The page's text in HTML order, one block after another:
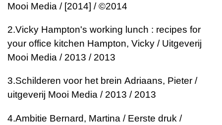
Mooi Media / [2014] / ©2014
2.Vicky Hampton's working lunch : recipes for
your office kitchen Hampton, Vicky / Uitgeverij
Mooi Media / 2013 / 2013
3.Schilderen voor het brein Adriaans, Pieter /
uitgeverij Mooi Media / 2013 / 2013
4.Ambitie Bernard, Martina / Eerste druk /